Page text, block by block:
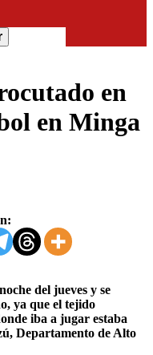
en
en Minga
ya que el tejido
iba a jugar estaba
Departamento de Alto